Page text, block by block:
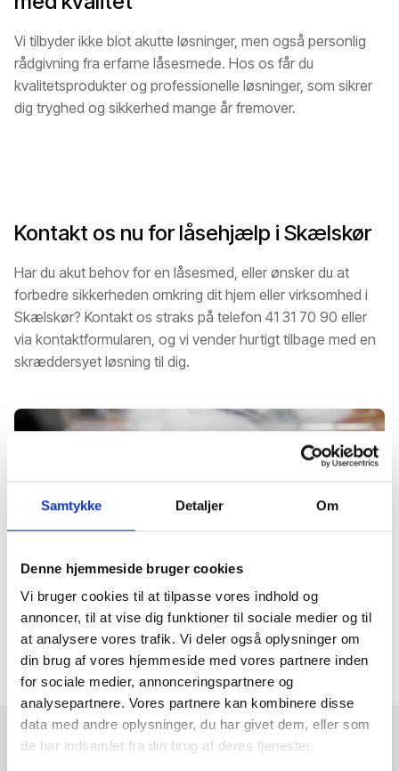
Samtykke Detaljer Om
Denne hjemmeside bruger cookies
Vi bruger cookies til at tilpasse vores indhold og
annoncer, til at vise dig funktioner til sociale medier og til
at analysere vores trafik. Vi deler også oplysninger om
din brug af vores hjemmeside med vores partnere inden
for sociale medier, annonceringspartnere og
analysepartnere. Vores partnere kan kombinere disse
data med andre oplysninger, du har givet dem, eller som
de har indsamlet fra din brug af deres tjenester.
Vi tilbyder ikke blot akutte løsninger, men også personlig
rådgivning fra erfarne låsesmede. Hos os får du
kvalitetsprodukter og professionelle løsninger, som sikrer
dig tryghed og sikkerhed mange år fremover.
Kontakt os nu for låsehjælp i Skælskør
Har du akut behov for en låsesmed, eller ønsker du at
forbedre sikkerheden omkring dit hjem eller virksomhed i
Skælskør? Kontakt os straks på telefon 41 31 70 90 eller
via kontaktformularen, og vi vender hurtigt tilbage med en
skræddersyet løsning til dig.